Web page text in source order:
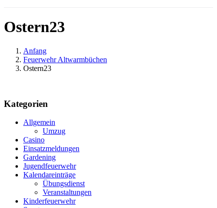
Ostern23
Anfang
Feuerwehr Altwarmbüchen
Ostern23
Kategorien
Allgemein
Umzug
Casino
Einsatzmeldungen
Gardening
Jugendfeuerwehr
Kalendareinträge
Übungsdienst
Veranstaltungen
Kinderfeuerwehr